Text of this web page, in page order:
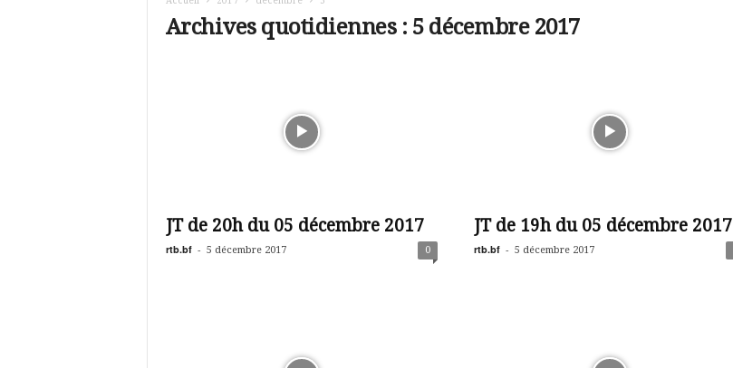
Archives quotidiennes : 5 décembre 2017
JT de 20h du 05 décembre 2017
rtb.bf - 5 décembre 2017 0
JT de 19h du 05 décembre 2017
rtb.bf - 5 décembre 2017